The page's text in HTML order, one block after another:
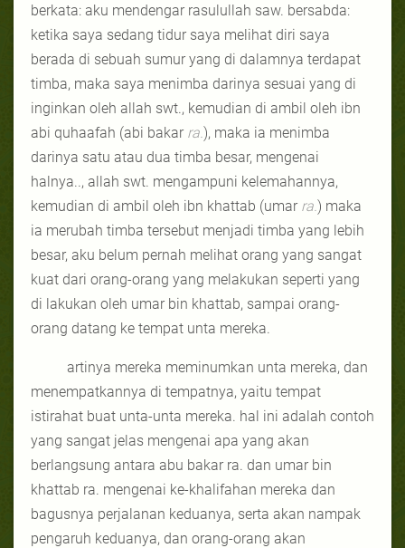
berkata: aku mendengar rasulullah saw. bersabda:
ketika saya sedang tidur saya melihat diri saya
berada di sebuah sumur yang di dalamnya terdapat
timba, maka saya menimba darinya sesuai yang di
inginkan oleh allah swt., kemudian di ambil oleh ibn
abi quhaafah (abi bakar ra. ), maka ia menimba
darinya satu atau dua timba besar, mengenai
halnya.., allah swt. mengampuni kelemahannya,
kemudian di ambil oleh ibn khattab (umar ra. ) maka
ia merubah timba tersebut menjadi timba yang lebih
besar, aku belum pernah melihat orang yang sangat
kuat dari orang-orang yang melakukan seperti yang
di lakukan oleh umar bin khattab, sampai orang-
orang datang ke tempat unta mereka.
artinya mereka meminumkan unta mereka, dan
menempatkannya di tempatnya, yaitu tempat
istirahat buat unta-unta mereka. hal ini adalah contoh
yang sangat jelas mengenai apa yang akan
berlangsung antara abu bakar ra. dan umar bin
khattab ra. mengenai ke-khalifahan mereka dan
bagusnya perjalanan keduanya, serta akan nampak
pengaruh keduanya, dan orang-orang akan